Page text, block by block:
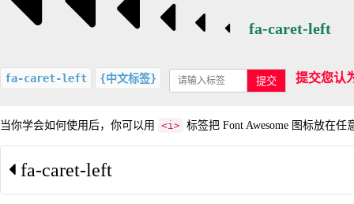
fa-caret-left
fa-caret-left {中文标签} 提交 提交您认
当你学会如何使用后，你可以用 <i> 标签把 Font Awesome 图标放在任
fa-caret-left